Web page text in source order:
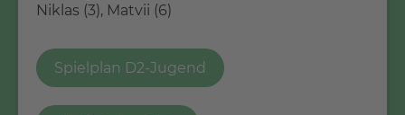
Niklas (3), Matvii (6)
Spielplan D2-Jugend